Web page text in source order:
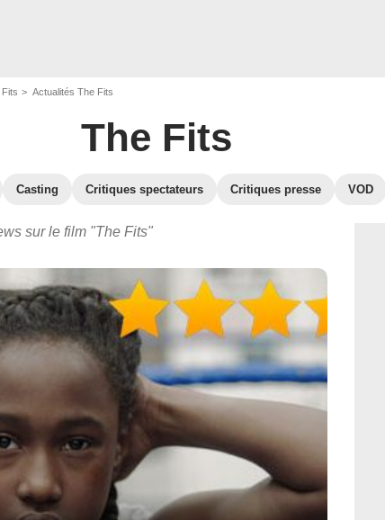
Actualités The Fits
The Fits
Casting Critiques spectateurs Critiques presse VOD
sur le film "The Fits"